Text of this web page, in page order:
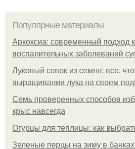
Популярные материалы
Аркоксиа: современный подход
воспалительных заболеваний
Луковый севок из семян: все,
выращивании лука на своем
Семь проверенных способов
крыс навсегда
Огурцы для теплицы: как
Зеленые перцы на зиму в